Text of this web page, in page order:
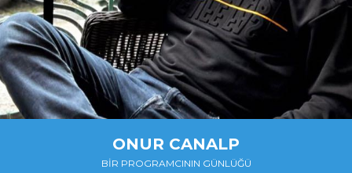
ONUR CANALP
BIR PROGRAMCININ GÜNLÜĞÜ